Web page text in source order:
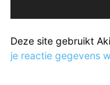
Deze site gebruikt
je reactie gegevens